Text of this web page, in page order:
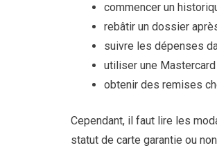
commencer un
rebâtir un dossier
suivre les dépenses
utiliser une
obtenir des remises
Cependant, il faut lire les
statut de carte garantie ou